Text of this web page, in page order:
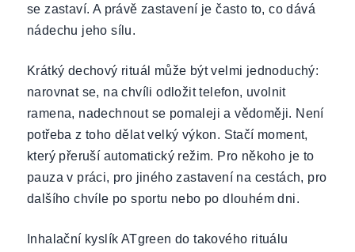
se zastaví. A právě zastavení je často to, co dává
nádechu jeho sílu.
Krátký dechový rituál může být velmi jednoduchý:
narovnat se, na chvíli odložit telefon, uvolnit
ramena, nadechnout se pomaleji a vědoměji. Není
potřeba z toho dělat velký výkon. Stačí moment,
který přeruší automatický režim. Pro někoho je to
pauza v práci, pro jiného zastavení na cestách, pro
dalšího chvíle po sportu nebo po dlouhém dni.
Inhalační kyslík ATgreen do takového rituálu